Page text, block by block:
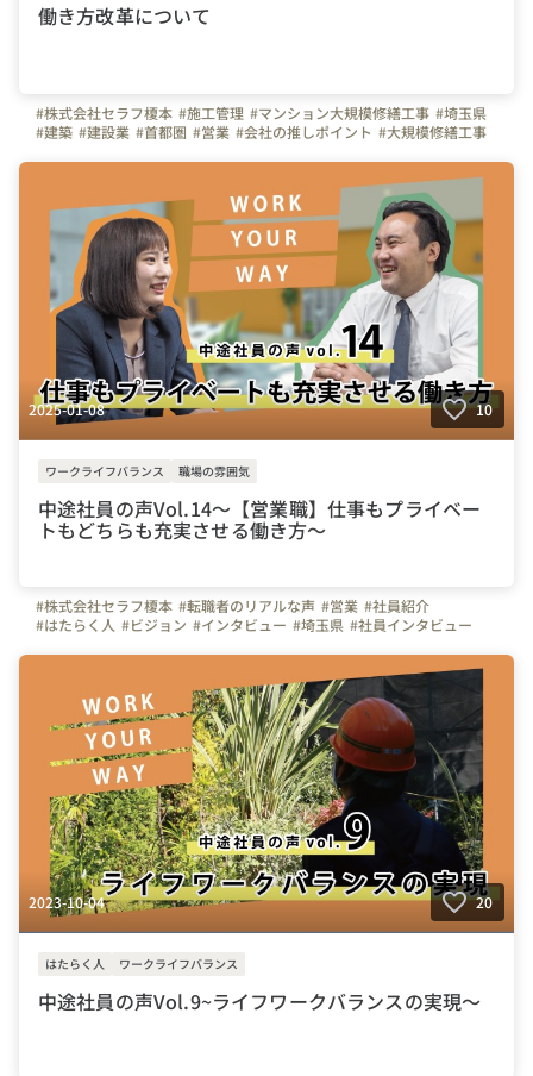
働き方改革について
#株式会社セラフ榎本 #施工管理 #マンション大規模修繕工事 #埼玉県
#建築 #建設業 #首都圏 #営業 #会社の推しポイント #大規模修繕工事
2025-01-08 10
ワークライフバランス 職場の雰囲気
中途社員の声Vol.14～【営業職】仕事もプライベー
トもどちらも充実させる働き方～
#株式会社セラフ榎本 #転職者のリアルな声 #営業 #社員紹介
#はたらく人 #ビジョン #インタビュー #埼玉県 #社員インタビュー
2023-10-04 20
はたらく人 ワークライフバランス
中途社員の声Vol.9~ライフワークバランスの実現～